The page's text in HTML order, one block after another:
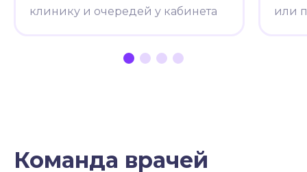
клинику и очередей у кабинета
или
Команда врачей